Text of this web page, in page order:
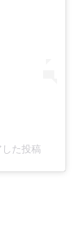
た投稿